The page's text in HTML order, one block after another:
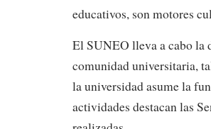
educativos, son motores
El SUNEO lleva a cabo la
comunidad universitaria,
la universidad asume la
actividades destacan las